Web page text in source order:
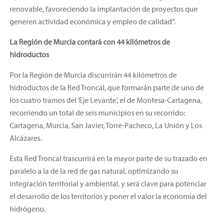
renovable, favoreciendo la implantación de proyectos que
generen actividad económica y empleo de calidad”.
La Región de Murcia contará con 44 kilómetros de
hidroductos
Por la Región de Murcia discurrirán 44 kilómetros de
hidroductos de la Red Troncal, que formarán parte de uno de
los cuatro tramos del ‘Eje Levante’, el de Montesa-Cartagena,
recorriendo un total de seis municipios en su recorrido:
Cartagena, Murcia, San Javier, Torre-Pacheco, La Unión y Los
Alcázares.
Esta Red Troncal trascurrirá en la mayor parte de su trazado en
paralelo a la de la red de gas natural, optimizando su
integración territorial y ambiental, y será clave para potenciar
el desarrollo de los territorios y poner el valor la economía del
hidrógeno.